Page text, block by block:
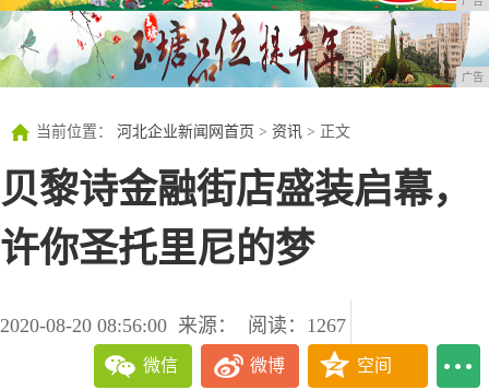
广告
当前位置： 河北企业新闻网首页 > 资讯 > 正文
贝黎诗金融街店盛装启幕，
许你圣托里尼的梦
2020-08-20 08:56:00 来源： 阅读：1267
微信 微博 空间